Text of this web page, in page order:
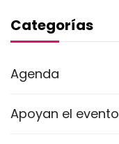
Categorías
Agenda
Apoyan el evento